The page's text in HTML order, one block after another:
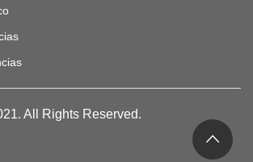
All Rights Reserved.